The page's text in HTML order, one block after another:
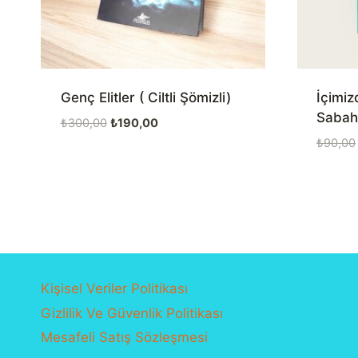
Genç Elitler ( Ciltli Şömizli)
₺300,00 Orijinal
₺190,00Şu
₺90,00
Kişisel Veriler Politikası
Gizlilik Ve Güvenlik Politikası
Mesafeli Satış Sözleşmesi